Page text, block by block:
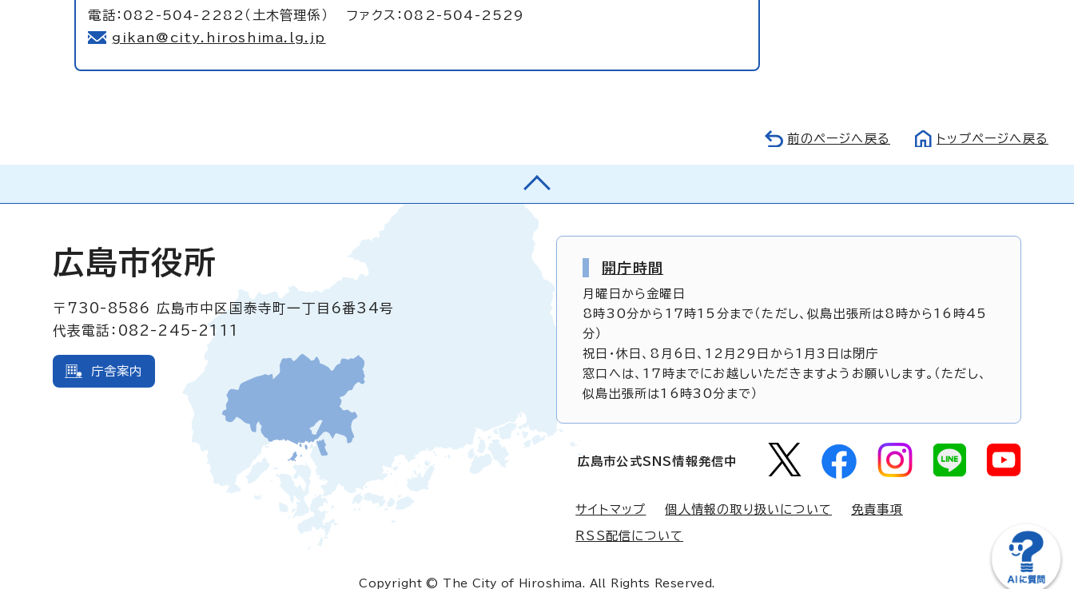
電話：082-504-2282（土木管理係） ファクス：082-504-2529
gikan@city.hiroshima.lg.jp
前のページへ戻る トップページへ戻る
広島市役所
〒730-8586
広島市中区国泰寺町一丁目6番34号
代表電話：082-245-2111
庁舎案内
開庁時間
月曜日から金曜日
8時30分から17時15分まで（ただし、似島出張所は8時から16時45
分）
祝日・休日、8月6日、12月29日から1月3日は閉庁
窓口へは、17時までにお越しいただきますようお願いします。（ただし、
似島出張所は16時30分まで）
広島市公式SNS情報発信中
サイトマップ 個人情報の取り扱いについて 免責事項
RSS配信について
Copyright © The City of Hiroshima. All Rights Reserved.